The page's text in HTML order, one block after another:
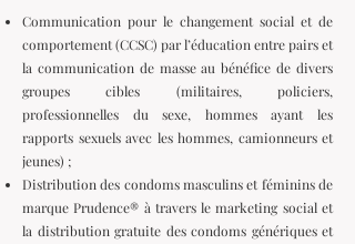
Communication pour le changement social et de
comportement (CCSC) par l’éducation entre pairs et
la communication de masse au bénéfice de divers
groupes cibles (militaires, policiers,
professionnelles du sexe, hommes ayant les
rapports sexuels avec les hommes, camionneurs et
jeunes) ;
Distribution des condoms masculins et féminins de
marque Prudence® à travers le marketing social et
la distribution gratuite des condoms génériques et